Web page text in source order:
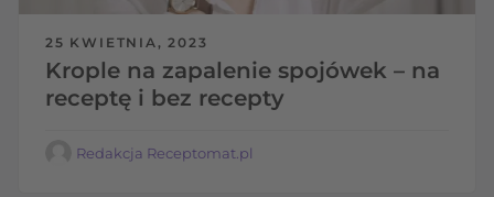
25 KWIETNIA, 2023
Krople na zapalenie spojówek – na
receptę i bez recepty
Redakcja Receptomat.pl